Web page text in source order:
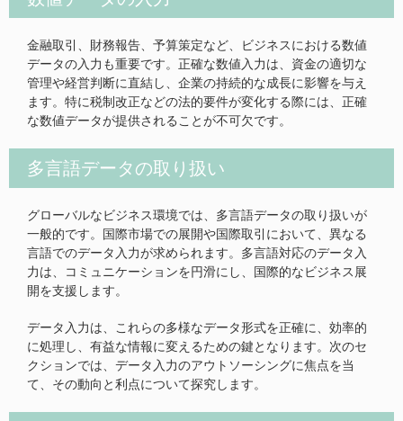
金融取引、財務報告、予算策定など、ビジネスにおける数値
データの入力も重要です。正確な数値入力は、資金の適切な
管理や経営判断に直結し、企業の持続的な成長に影響を与え
ます。特に税制改正などの法的要件が変化する際には、正確
な数値データが提供されることが不可欠です。
多言語データの取り扱い
グローバルなビジネス環境では、多言語データの取り扱いが
一般的です。国際市場での展開や国際取引において、異なる
言語でのデータ入力が求められます。多言語対応のデータ入
力は、コミュニケーションを円滑にし、国際的なビジネス展
開を支援します。
データ入力は、これらの多様なデータ形式を正確に、効率的
に処理し、有益な情報に変えるための鍵となります。次のセ
クションでは、データ入力のアウトソーシングに焦点を当
て、その動向と利点について探究します。